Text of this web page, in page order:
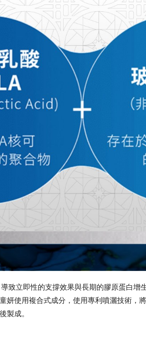
立即性的支撐效果與長期的膠原蛋白增
妍使用複合式成分，使用專利噴灑技術，
製成。